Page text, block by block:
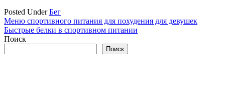
Posted UnderБег
Навигация
по
Меню спортивного питания для похудения для девушек
Быстрые белки в спортивном питании
Поиск
Поиск